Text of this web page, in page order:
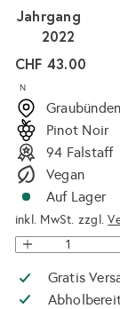
Jahrgang
2022
Normaler
Preis
CHF 43.00
N
Pinot Noir
94 Falstaff
Vegan
Auf Lager
inkl. MwSt. zzgl.
Gratis